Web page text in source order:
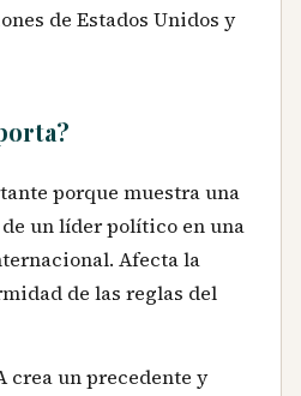
de Estados Unidos y
porque muestra una
un líder político en una
Afecta la
de las reglas del
crea un precedente y